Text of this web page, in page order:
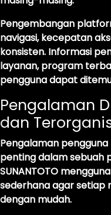
Pengembangan
navigasi, kecepatan
konsisten. Informasi
layanan, program
pengguna dapat
Pengalaman
dan
Pengalaman
penting dalam sebuah
SUNANTOTO
sederhana agar setiap
dengan mudah.